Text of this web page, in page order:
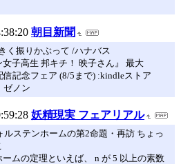
朝目新聞
く振りかぶって /ハナバス
女子高生 邦キチ！ 映子さん』 最大
信記念フェア (8/5まで) :kindleストア
ノン
妖精現実 フェアリアル
ルステンホームの第2命題・再訪 ちょっ
ムの定理といえば、 n が 5 以上の素数